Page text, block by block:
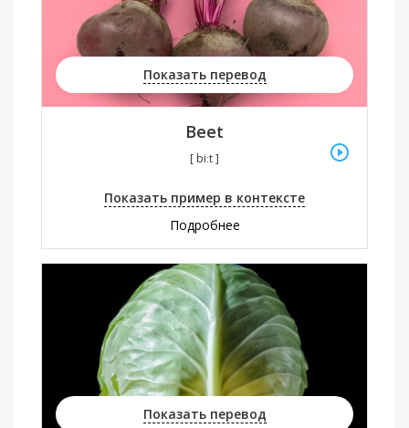
Показать перевод
Beet
[ biːt ]
Показать пример в контексте
Подробнее
Показать перевод